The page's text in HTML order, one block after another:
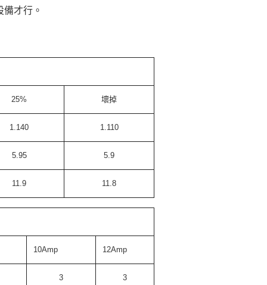
才行。
25% 壞掉
1.140 1.110
5.95 5.9
11.9 11.8
10Amp 12Amp
3 3